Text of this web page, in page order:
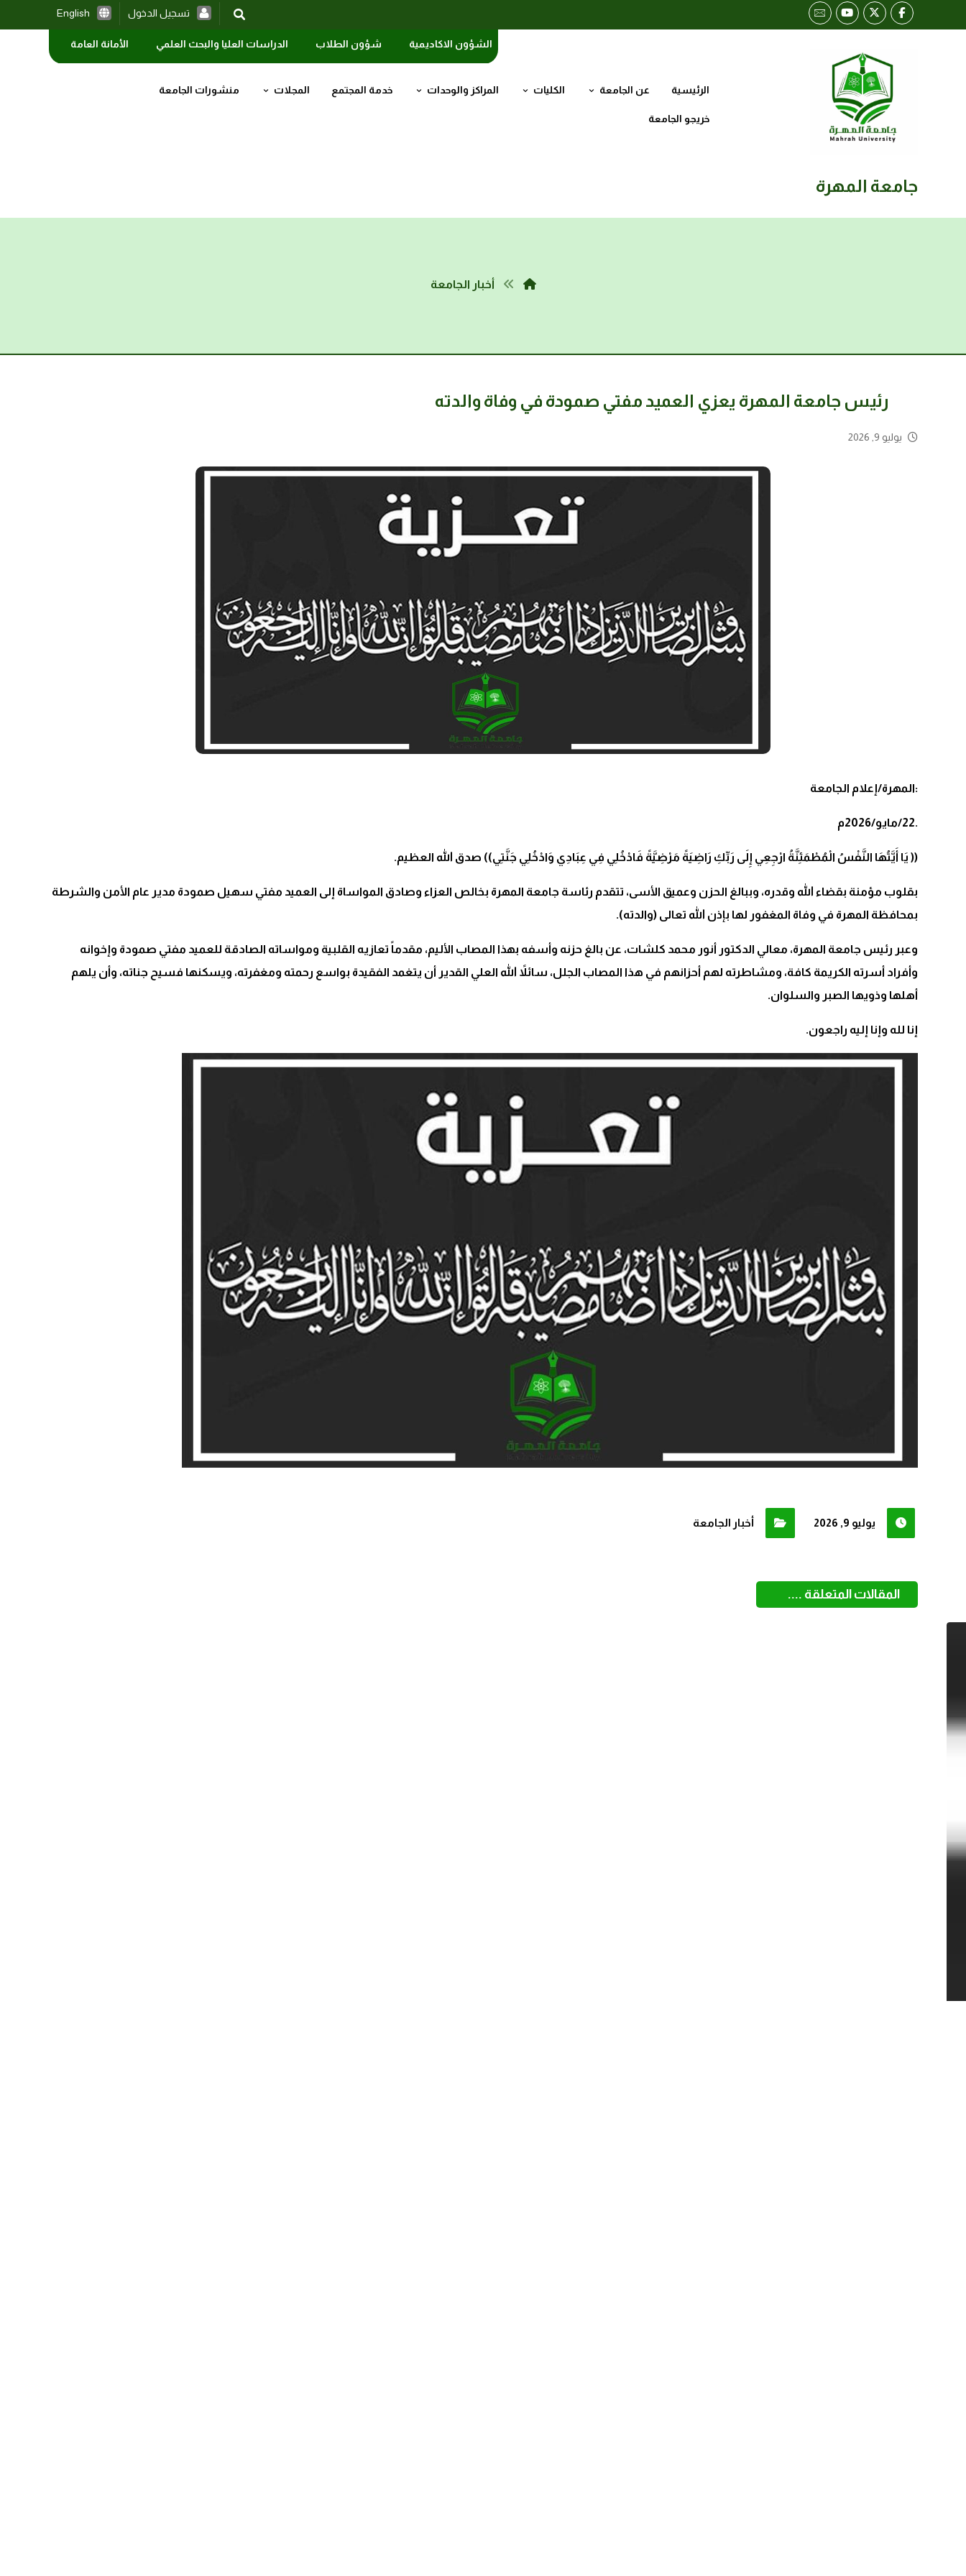
English تسجيل الدخول
الشؤون الاكاديمية شؤون الطلاب الدراسات العليا والبحث العلمي الأمانة العامة
جامعة المهرة
الرئيسية عن الجامعة الكليات المراكز والوحدات خدمة المجتمع المجلات منشورات الجامعة
خريجو الجامعة
أخبار الجامعة
رئيس جامعة المهرة يعزي العميد مفتي صمودة في وفاة والدته
يوليو 9, 2026
:المهرة/إعلام الجامعة
.22/مايو/2026م
(( يَا أَيَّتُهَا النَّفْسُ الْمُطْمَئِنَّةُ ارْجِعِي إِلَى رَبِّكِ رَاضِيَةً مَرْضِيَّةً فَادْخُلِي فِي عِبَادِي وَادْخُلِي جَنَّتِي)) صدق الله العظيم.
بقلوب مؤمنة بقضاء الله وقدره، وببالغ الحزن وعميق الأسى، تتقدم رئاسة جامعة المهرة بخالص العزاء وصادق المواساة إلى العميد مفتي سهيل صمودة مدير عام الأمن والشرطة
بمحافظة المهرة في وفاة المغفور لها بإذن الله تعالى (والدته).
وعبر رئيس جامعة المهرة، معالي الدكتور أنور محمد كلشات، عن بالغ حزنه وأسفه بهذا المصاب الأليم، مقدماً تعازيه القلبية ومواساته الصادقة للعميد مفتي صمودة وإخوانه
وأفراد أسرته الكريمة كافة، ومشاطرته لهم أحزانهم في هذا المصاب الجلل، سائلاً الله العلي القدير أن يتغمد الفقيدة بواسع رحمته ومغفرته، ويسكنها فسيح جناته، وأن يلهم
أهلها وذويها الصبر والسلوان.
إنا لله وإنا إليه راجعون.
يوليو 9, 2026 أخبار الجامعة
المقالات المتعلقة ....